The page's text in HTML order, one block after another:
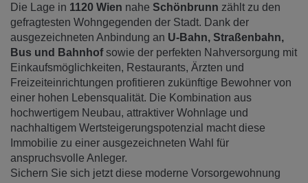
Die Lage in 1120 Wien nahe Schönbrunn zählt zu den
gefragtesten Wohngegenden der Stadt. Dank der
ausgezeichneten Anbindung an U-Bahn, Straßenbahn,
Bus und Bahnhofsowie der perfekten Nahversorgung mit
Einkaufsmöglichkeiten, Restaurants, Ärzten und
Freizeiteinrichtungen profitieren zukünftige Bewohner von
einer hohen Lebensqualität. Die Kombination aus
hochwertigem Neubau, attraktiver Wohnlage und
nachhaltigem Wertsteigerungspotenzial macht diese
Immobilie zu einer ausgezeichneten Wahl für
anspruchsvolle Anleger.
Sichern Sie sich jetzt diese moderne Vorsorgewohnung